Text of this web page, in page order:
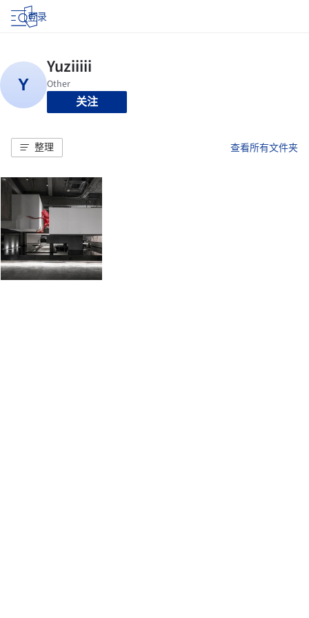
登录
关注
整理 查看所有文件夹